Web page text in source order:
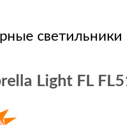
светильники
Light FL